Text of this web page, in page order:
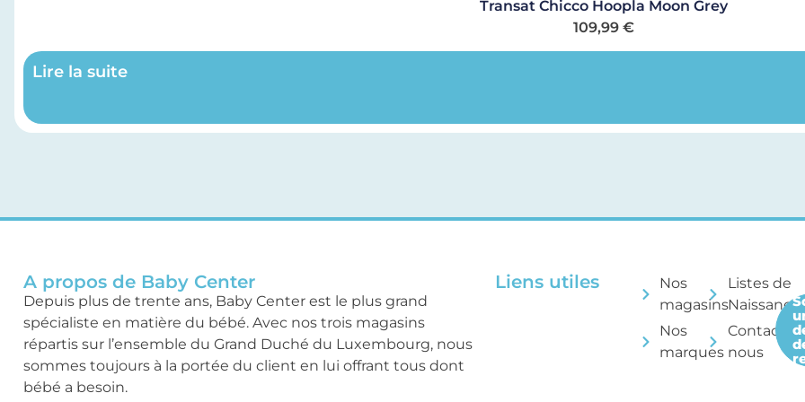
Transat Chicco Hoopla Moon Grey
109,99 €
Lire la suite
A propos de Baby Center
Depuis plus de trente ans, Baby Center est le plus grand
spécialiste en matière du bébé. Avec nos trois magasins
répartis sur l’ensemble du Grand Duché du Luxembourg, nous
sommes toujours à la portée du client en lui offrant tous dont
bébé a besoin.
Liens utiles
Nos
magasins
Nos
marques
Listes de
Naissance
nous